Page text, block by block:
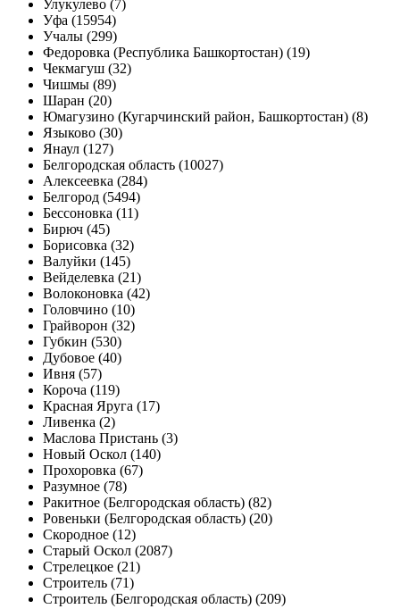
Улукулево (7)
Уфа (15954)
Учалы (299)
Федоровка (Республика Башкортостан) (19)
Чекмагуш (32)
Чишмы (89)
Шаран (20)
Юмагузино (Кугарчинский район, Башкортостан) (8)
Языково (30)
Янаул (127)
Белгородская область (10027)
Алексеевка (284)
Белгород (5494)
Бессоновка (11)
Бирюч (45)
Борисовка (32)
Валуйки (145)
Вейделевка (21)
Волоконовка (42)
Головчино (10)
Грайворон (32)
Губкин (530)
Дубовое (40)
Ивня (57)
Короча (119)
Красная Яруга (17)
Ливенка (2)
Маслова Пристань (3)
Новый Оскол (140)
Прохоровка (67)
Разумное (78)
Ракитное (Белгородская область) (82)
Ровеньки (Белгородская область) (20)
Скородное (12)
Старый Оскол (2087)
Стрелецкое (21)
Строитель (71)
Строитель (Белгородская область) (209)